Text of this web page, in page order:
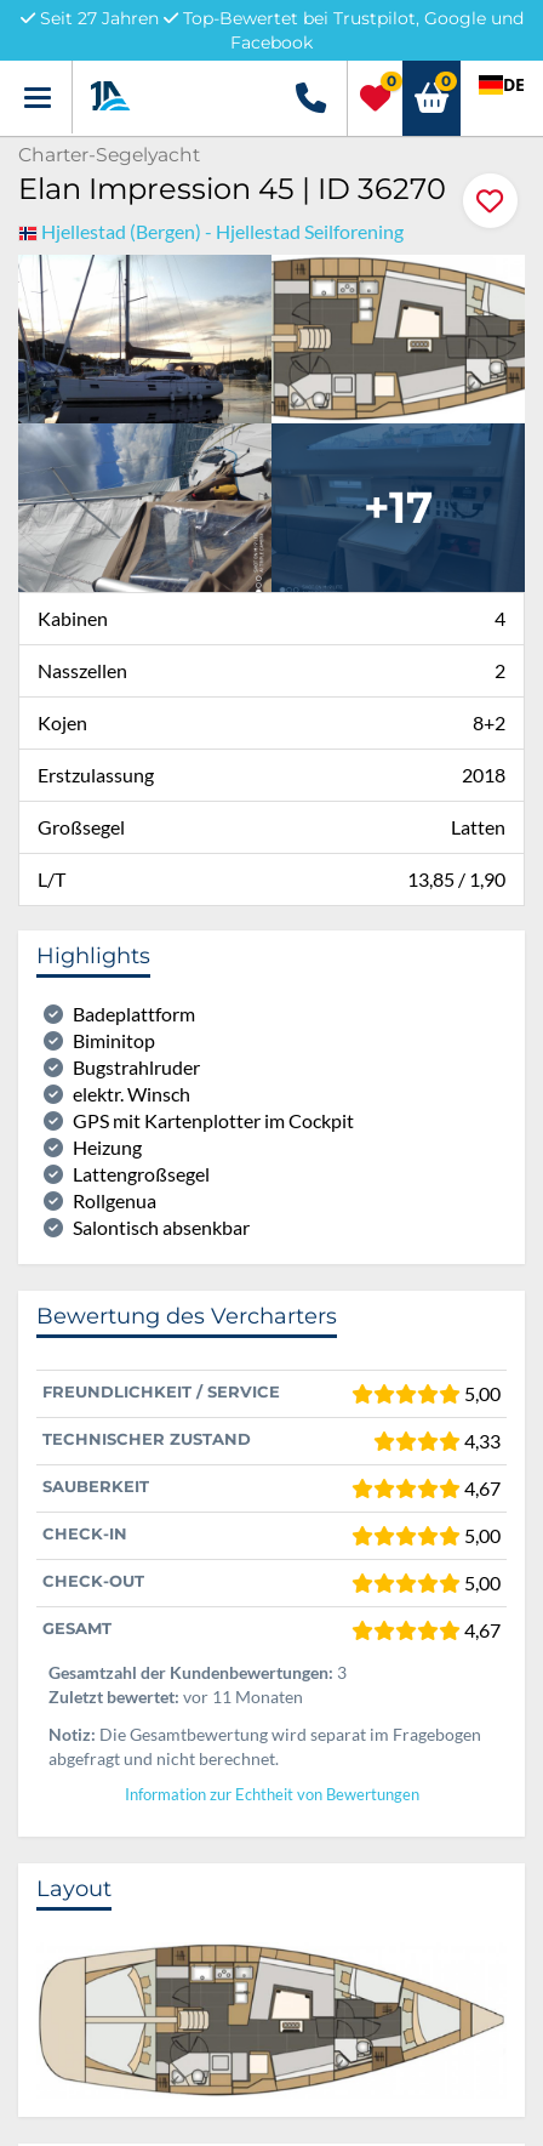
Seit 27 Jahren
Top-Bewertet bei Trustpilot, Google und
Facebook
Menü +49 5741 3222690
0 0 DE
Charter-Segelyacht
Elan Impression 45 | ID 36270
Hjellestad (Bergen) - Hjellestad Seilforening
+17
Kabinen 4
Nasszellen 2
Kojen 8+2
Erstzulassung 2018
Großsegel Latten
L/T 13,85 / 1,90
Highlights
Badeplattform
Biminitop
Bugstrahlruder
elektr. Winsch
GPS mit Kartenplotter im Cockpit
Heizung
Lattengroßsegel
Rollgenua
Salontisch absenkbar
Bewertung des Vercharters
FREUNDLICHKEIT / SERVICE 5,00
TECHNISCHER ZUSTAND 4,33
SAUBERKEIT 4,67
CHECK-IN 5,00
CHECK-OUT 5,00
GESAMT 4,67
Gesamtzahl der Kundenbewertungen: 3
Zuletzt bewertet: vor 11 Monaten
Notiz: Die Gesamtbewertung wird separat im Fragebogen
abgefragt und nicht berechnet.
Information zur Echtheit von Bewertungen
Layout